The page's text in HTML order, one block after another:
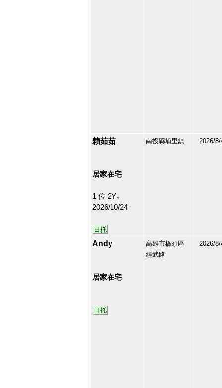
賴茹茹
居家在宅
1 位 2Y↓
2026/10/24
日托
南投縣埔里鎮 2026/8/
Andy
居家在宅
日托
高雄市橋頭區
經武路
2026/8/